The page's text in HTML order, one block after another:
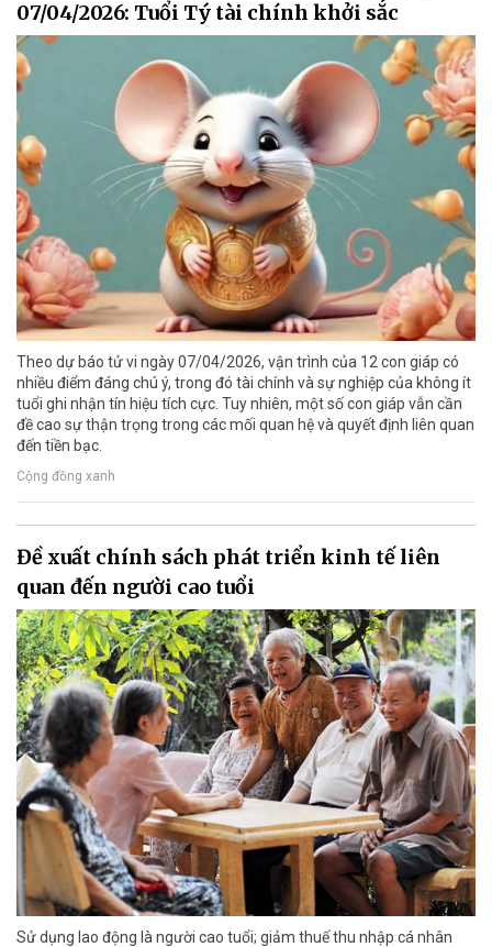
07/04/2026: Tuổi Tý tài chính khởi sắc
Theo dự báo tử vi ngày 07/04/2026, vận trình của 12 con giáp có
nhiều điểm đáng chú ý, trong đó tài chính và sự nghiệp của không ít
tuổi ghi nhận tín hiệu tích cực. Tuy nhiên, một số con giáp vẫn cần
đề cao sự thận trọng trong các mối quan hệ và quyết định liên quan
đến tiền bạc.
Cộng đồng xanh
Đề xuất chính sách phát triển kinh tế liên
quan đến người cao tuổi
Sử dụng lao động là người cao tuổi; giảm thuế thu nhập cá nhân